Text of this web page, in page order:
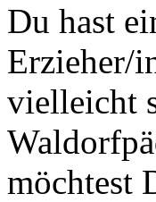
Du hast
Erzieher/
vielleicht
möchtest